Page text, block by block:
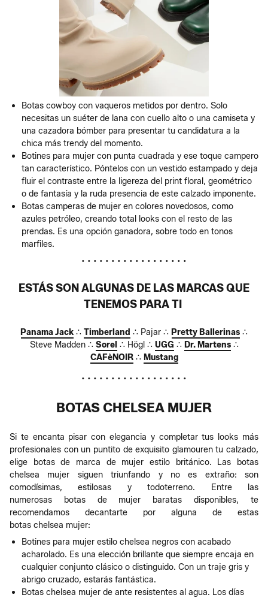
Botas cowboy con vaqueros metidos por dentro. Solo
necesitas un suéter de lana con cuello alto o una camiseta y
una cazadora bómber para presentar tu candidatura a la
chica más trendy del momento.
Botines para mujer con punta cuadrada y ese toque campero
tan característico. Póntelos con un vestido estampado y deja
fluir el contraste entre la ligereza del print floral, geométrico
o de fantasía y la ruda presencia de este calzado imponente.
Botas camperas de mujer en colores novedosos, como
azules petróleo, creando total looks con el resto de las
prendas. Es una opción ganadora, sobre todo en tonos
marfiles.
• • • • • • • • • • • • • • • • • •
ESTÁS SON ALGUNAS DE LAS MARCAS QUE
TENEMOS PARA TI
Panama Jack ∴ Timberland ∴ Pajar ∴ Pretty Ballerinas ∴
Steve Madden ∴ Sorel ∴ Högl ∴ UGG ∴ Dr. Martens∴
CAFèNOIR∴ Mustang
• • • • • • • • • • • • • • • • • •
BOTAS CHELSEA MUJER
Si te encanta pisar con elegancia y completar tus looks más
profesionales con un puntito de exquisito glamouren tu calzado,
elige botas de marca de mujer estilo británico. Las botas
chelsea mujer siguen triunfando y no es extraño: son
comodísimas, estilosas y todoterreno. Entre las
numerosas botas de mujer baratas disponibles, te
recomendamos decantarte por alguna de estas
botas chelsea mujer:
Botines para mujer estilo chelsea negros con acabado
acharolado. Es una elección brillante que siempre encaja en
cualquier conjunto clásico o distinguido. Con un traje gris y
abrigo cruzado, estarás fantástica.
Botas chelsea mujer de ante resistentes al agua. Los días